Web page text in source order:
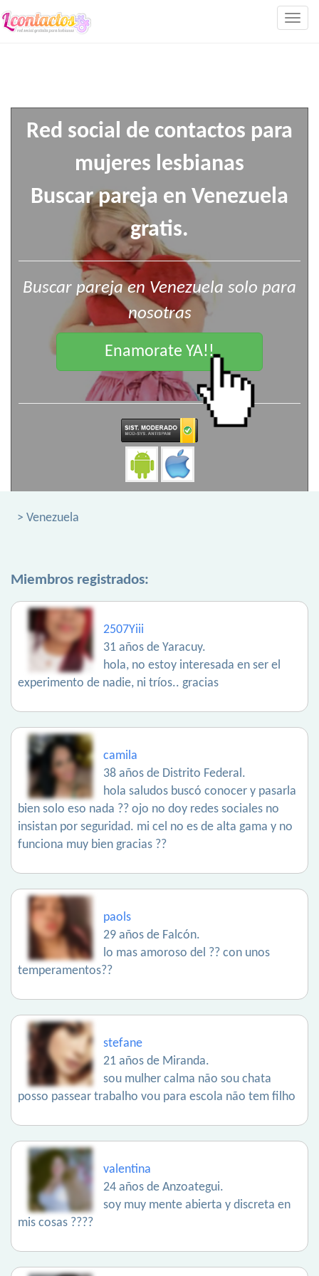
Red social de contactos para
mujeres lesbianas
Buscar pareja en Venezuela
gratis.
Buscar pareja en Venezuela solo para
nosotras
Enamorate YA!!
> Venezuela
Miembros registrados:
2507Yiii
31 años de Yaracuy.
hola, no estoy interesada en ser el
experimento de nadie, ni tríos.. gracias
camila
38 años de Distrito Federal.
hola saludos buscó conocer y pasarla
bien solo eso nada ?? ojo no doy redes sociales no
insistan por seguridad. mi cel no es de alta gama y no
funciona muy bien gracias ??
paols
29 años de Falcón.
lo mas amoroso del ?? con unos
temperamentos??
stefane
21 años de Miranda.
sou mulher calma não sou chata
posso passear trabalho vou para escola não tem filho
valentina
24 años de Anzoategui.
soy muy mente abierta y discreta en
mis cosas ????